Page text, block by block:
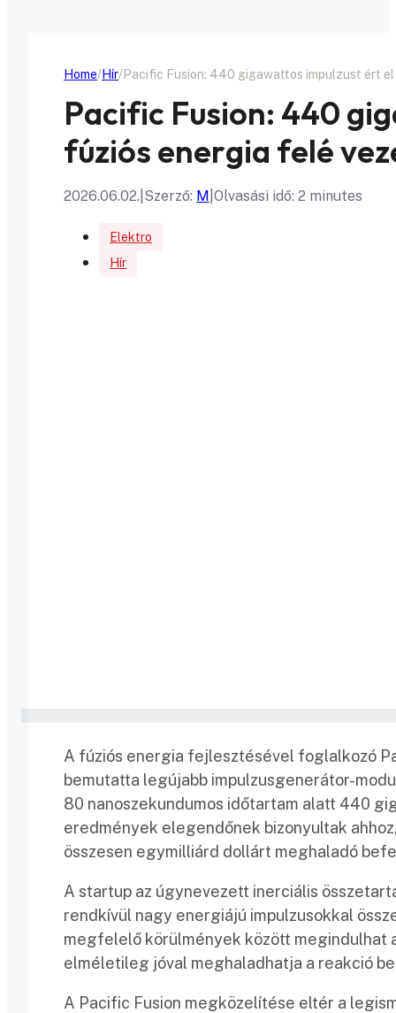
Home Hír Pacific Fusion: 440 gigawattos impulzust ért
Pacific Fusion: 440
fúziós energia felé
2026.06.02. Szerző: M Olvasási idő: 2 minutes
Elektro
Hír
A fúziós energia fejlesztésével foglalkozó
bemutatta legújabb impulzusgenerátor-
80 nanoszekundumos időtartam alatt 440
eredmények elegendőnek bizonyultak
összesen egymilliárd dollárt meghaladó
A startup az úgynevezett inerciális
rendkívül nagy energiájú impulzusokkal
megfelelő körülmények között megindulhat
elméletileg jóval meghaladhatja a reakció
A Pacific Fusion megközelítése eltér a